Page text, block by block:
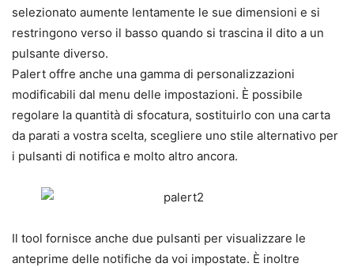
selezionato aumente lentamente le sue dimensioni e si
restringono verso il basso quando si trascina il dito a un
pulsante diverso.
Palert offre anche una gamma di personalizzazioni
modificabili dal menu delle impostazioni. È possibile
regolare la quantità di sfocatura, sostituirlo con una carta
da parati a vostra scelta, scegliere uno stile alternativo per
i pulsanti di notifica e molto altro ancora.
Il tool fornisce anche due pulsanti per visualizzare le
anteprime delle notifiche da voi impostate. È inoltre